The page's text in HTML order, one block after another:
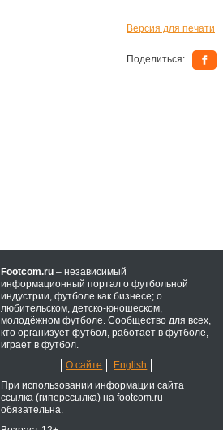
Версия для печати
Поделиться:
Footcom.ru – независимый
информационный портал о футбольной
индустрии, футболе как бизнесе; о
любительском, детско-юношеском,
молодёжном футболе. Сообщество для всех,
кто организует футбол, работает в футболе,
играет в футбол.
О сайте
English
При использовании информации сайта
ссылка (гиперссылка) на footcom.ru
обязательна.